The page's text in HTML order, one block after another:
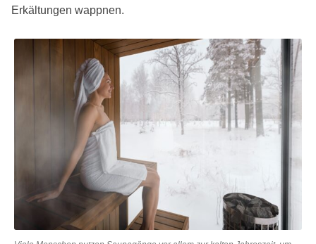
Erkältungen wappnen.